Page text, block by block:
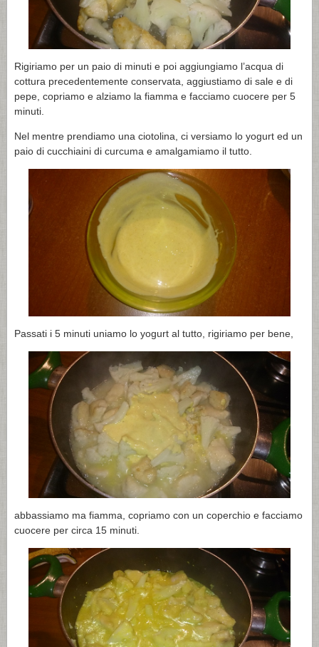
Rigiriamo per un paio di minuti e poi aggiungiamo l’acqua di
cottura precedentemente conservata, aggiustiamo di sale e di
pepe, copriamo e alziamo la fiamma e facciamo cuocere per 5
minuti.
Nel mentre prendiamo una ciotolina, ci versiamo lo yogurt ed un
paio di cucchiaini di curcuma e amalgamiamo il tutto.
Passati i 5 minuti uniamo lo yogurt al tutto, rigiriamo per bene,
abbassiamo ma fiamma, copriamo con un coperchio e facciamo
cuocere per circa 15 minuti.